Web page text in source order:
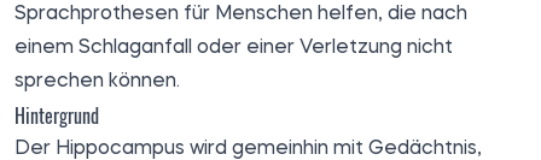
Sprachprothesen für Menschen helfen, die nach
einem Schlaganfall oder einer Verletzung nicht
sprechen können.
Hintergrund
Der Hippocampus wird gemeinhin mit Gedächtnis,